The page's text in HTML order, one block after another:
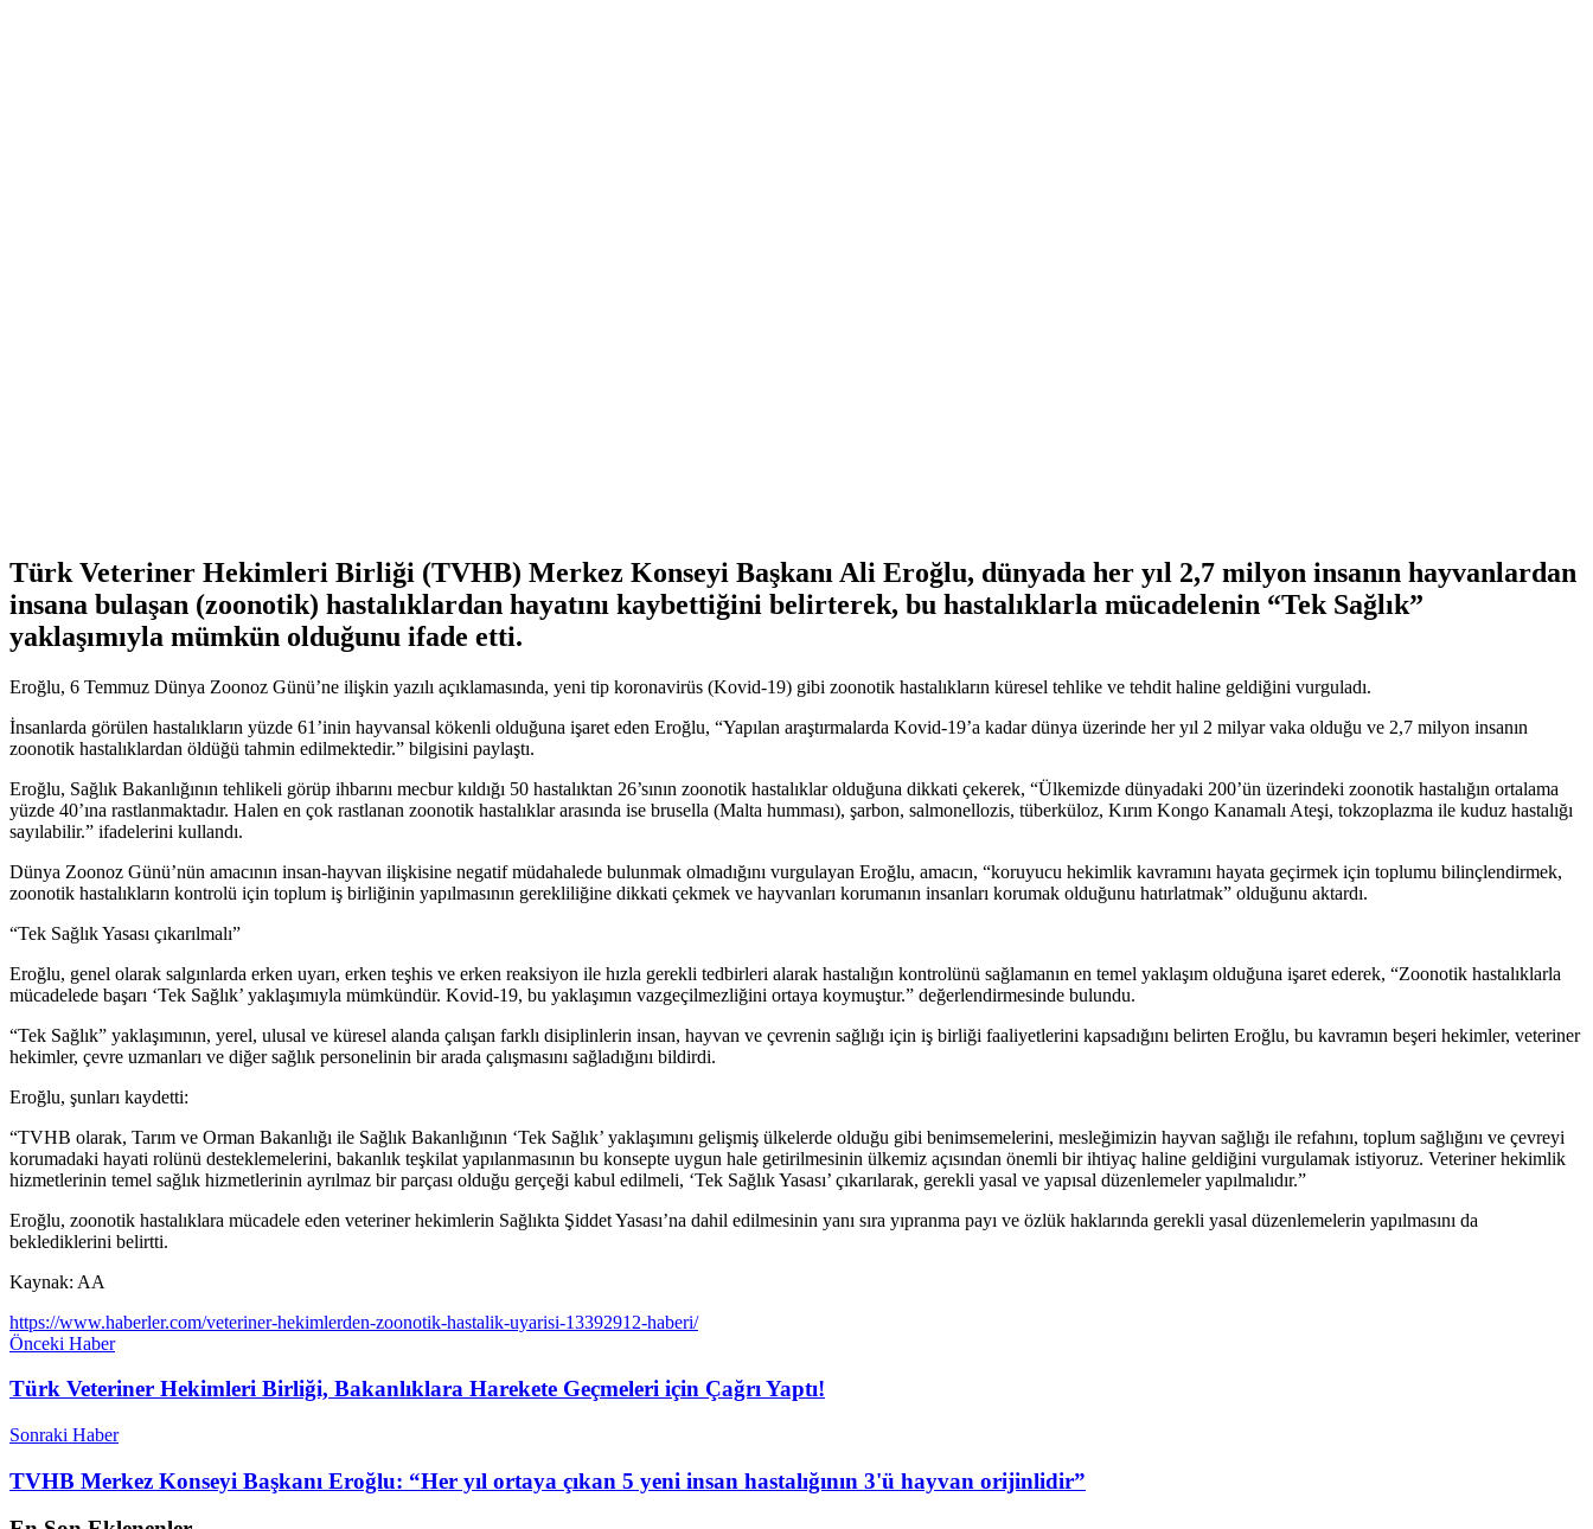
Türk Veteriner Hekimleri Birliği (TVHB) Merkez Konseyi Başkanı Ali Eroğlu, dünyada her yıl 2,7 milyon insanın hayvanlardan
insana bulaşan (zoonotik) hastalıklardan hayatını kaybettiğini belirterek, bu hastalıklarla mücadelenin “Tek Sağlık”
yaklaşımıyla mümkün olduğunu ifade etti.
Eroğlu, 6 Temmuz Dünya Zoonoz Günü’ne ilişkin yazılı açıklamasında, yeni tip koronavirüs (Kovid-19) gibi zoonotik hastalıkların küresel tehlike ve tehdit haline geldiğini vurguladı.
İnsanlarda görülen hastalıkların yüzde 61’inin hayvansal kökenli olduğuna işaret eden Eroğlu, “Yapılan araştırmalarda Kovid-19’a kadar dünya üzerinde her yıl 2 milyar vaka olduğu ve 2,7 milyon insanın
zoonotik hastalıklardan öldüğü tahmin edilmektedir.” bilgisini paylaştı.
Eroğlu, Sağlık Bakanlığının tehlikeli görüp ihbarını mecbur kıldığı 50 hastalıktan 26’sının zoonotik hastalıklar olduğuna dikkati çekerek, “Ülkemizde dünyadaki 200’ün üzerindeki zoonotik hastalığın ortalama
yüzde 40’ına rastlanmaktadır. Halen en çok rastlanan zoonotik hastalıklar arasında ise brusella (Malta humması), şarbon, salmonellozis, tüberküloz, Kırım Kongo Kanamalı Ateşi, tokzoplazma ile kuduz hastalığı
sayılabilir.” ifadelerini kullandı.
Dünya Zoonoz Günü’nün amacının insan-hayvan ilişkisine negatif müdahalede bulunmak olmadığını vurgulayan Eroğlu, amacın, “koruyucu hekimlik kavramını hayata geçirmek için toplumu bilinçlendirmek,
zoonotik hastalıkların kontrolü için toplum iş birliğinin yapılmasının gerekliliğine dikkati çekmek ve hayvanları korumanın insanları korumak olduğunu hatırlatmak” olduğunu aktardı.
“Tek Sağlık Yasası çıkarılmalı”
Eroğlu, genel olarak salgınlarda erken uyarı, erken teşhis ve erken reaksiyon ile hızla gerekli tedbirleri alarak hastalığın kontrolünü sağlamanın en temel yaklaşım olduğuna işaret ederek, “Zoonotik hastalıklarla
mücadelede başarı ‘Tek Sağlık’ yaklaşımıyla mümkündür. Kovid-19, bu yaklaşımın vazgeçilmezliğini ortaya koymuştur.” değerlendirmesinde bulundu.
“Tek Sağlık” yaklaşımının, yerel, ulusal ve küresel alanda çalışan farklı disiplinlerin insan, hayvan ve çevrenin sağlığı için iş birliği faaliyetlerini kapsadığını belirten Eroğlu, bu kavramın beşeri hekimler, veteriner
hekimler, çevre uzmanları ve diğer sağlık personelinin bir arada çalışmasını sağladığını bildirdi.
Eroğlu, şunları kaydetti:
“TVHB olarak, Tarım ve Orman Bakanlığı ile Sağlık Bakanlığının ‘Tek Sağlık’ yaklaşımını gelişmiş ülkelerde olduğu gibi benimsemelerini, mesleğimizin hayvan sağlığı ile refahını, toplum sağlığını ve çevreyi
korumadaki hayati rolünü desteklemelerini, bakanlık teşkilat yapılanmasının bu konsepte uygun hale getirilmesinin ülkemiz açısından önemli bir ihtiyaç haline geldiğini vurgulamak istiyoruz. Veteriner hekimlik
hizmetlerinin temel sağlık hizmetlerinin ayrılmaz bir parçası olduğu gerçeği kabul edilmeli, ‘Tek Sağlık Yasası’ çıkarılarak, gerekli yasal ve yapısal düzenlemeler yapılmalıdır.”
Eroğlu, zoonotik hastalıklara mücadele eden veteriner hekimlerin Sağlıkta Şiddet Yasası’na dahil edilmesinin yanı sıra yıpranma payı ve özlük haklarında gerekli yasal düzenlemelerin yapılmasını da
beklediklerini belirtti.
Kaynak: AA
https://www.haberler.com/veteriner-hekimlerden-zoonotik-hastalik-uyarisi-13392912-haberi/
Önceki Haber
Türk Veteriner Hekimleri Birliği, Bakanlıklara Harekete Geçmeleri için Çağrı Yaptı!
Sonraki Haber
TVHB Merkez Konseyi Başkanı Eroğlu: “Her yıl ortaya çıkan 5 yeni insan hastalığının 3'ü hayvan orijinlidir”